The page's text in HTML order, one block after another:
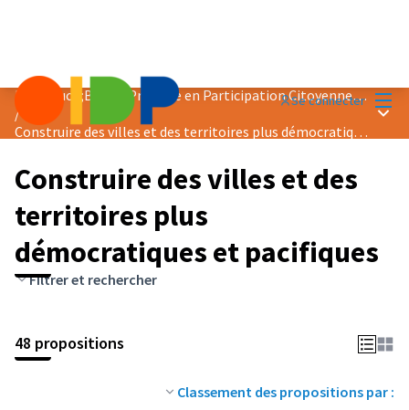
Se connecter
Prix &quot;Bonne Pratique en Participation Citoyenne&quot; 2024
/
Construire des villes et des territoires plus démocratiques et pacifiques
Construire des villes et des
territoires plus
démocratiques et pacifiques
Filtrer et rechercher
48 propositions
Classement des propositions par :